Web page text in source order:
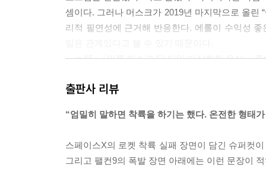
셈이다. 그러나 머스크가 2019년 마지막으로 올린
리적 필연성에 근거해 반응한다. 에롤이 수익성
--- p.15, 「일론 머스크 딥 타임 이상화한 유산」 중
버진갤럭틱이 공개한 인터뷰에서, 브랜슨은 1969
발사 직후 폭발해 승무원 7명 전원이 사망한 비극
하는 재사용이 가능한 준궤도 우주선 스페이스십
납고를 직접 방문해 우주선을 살펴본 후 발사 시스
출판사 리뷰
“엄밀히 말하면 착륙을 하기는 했다. 온전한 형태
스페이스X의 로켓 착륙 실패 장면이 담긴 슈퍼컷
그리고 팰컨9의 폭발 장면 아래에는 이런 문장이